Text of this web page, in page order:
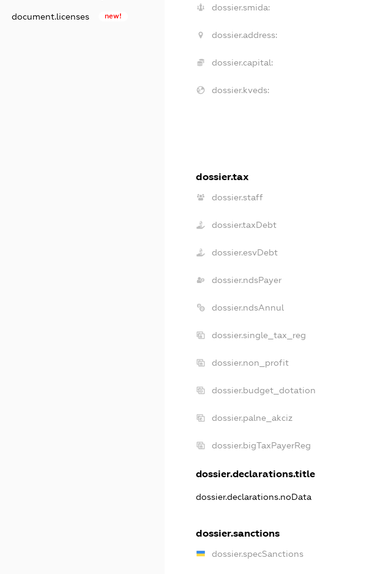
document.licenses new!
dossier.smida:
dossier.address:
dossier.capital:
dossier.kveds:
dossier.tax
dossier.staff
dossier.taxDebt
dossier.esvDebt
dossier.ndsPayer
dossier.ndsAnnul
dossier.single_tax_reg
dossier.non_profit
dossier.budget_dotation
dossier.palne_akciz
dossier.bigTaxPayerReg
dossier.declarations.title
dossier.declarations.noData
dossier.sanctions
dossier.specSanctions